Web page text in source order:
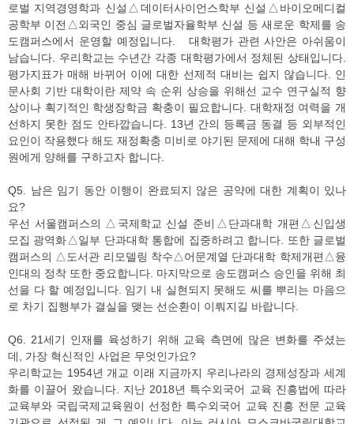
로벌 지역경영학과 신설△데이터사이언스학부 신설△바이오메디컬
공학부 이전△외국인 중심 글로벌자율학부 신설 등 새로운 학제를 송
도캠퍼스에서 운영할 예정입니다. 대학평가 관련 사안은 아쉬움이
남습니다. 우리학교는 수년간 각종 대학평가에서 정체된 상태입니다.
평가지표가 매해 바뀌어 이에 대한 선제적 대비는 쉽지 않습니다. 인
문사회 기반 대학이란 제약 속 순위 상승을 위해선 교수 연구실적 향
상이나 획기적인 학생장학금 확충이 필요합니다. 대학재정 여력을 개
선하지 못한 점도 안타깝습니다. 13년 간의 등록금 동결 등 외부적인
요인이 작용했다 해도 재정확충 미비로 야기된 문제에 대해 학내 구성
원에게 양해를 구하고자 합니다.
Q5. 남은 임기 동안 이행이 완료되지 않은 공약에 대한 계획이 있나
요?
우선 서울캠퍼스의 △국제학교 신설 준비△단과대학 개편△신입생
모집 광역화△일부 단과대학 통합에 집중하려고 합니다. 또한 글로벌
캠퍼스의 △도서관 리모델링 착수△어문계열 단과대학 학제개편△융
인대의 정착 또한 중요합니다. 마지막으로 송도캠퍼스 승인을 위해 최
선을 다 할 예정입니다. 임기 내 실현되지 못해도 씨를 뿌리는 마음으
로 차기 집행부가 결실을 맺는 선순환이 이뤄지길 바랍니다.
Q6. 21세기 인재를 육성하기 위해 교육 측면에 많은 변화를 주셨는
데, 가장 혁신적인 사업은 무엇인가요?
우리학교는 1954년 개교 이래 지금까지 우리나라의 경제성장과 세계
화를 이끌어 왔습니다. 지난 2018년 특수외국어 교육 진흥법에 따라
교육부와 국립국제교육원이 선정한 특수외국어 교육 진흥 전문 교육